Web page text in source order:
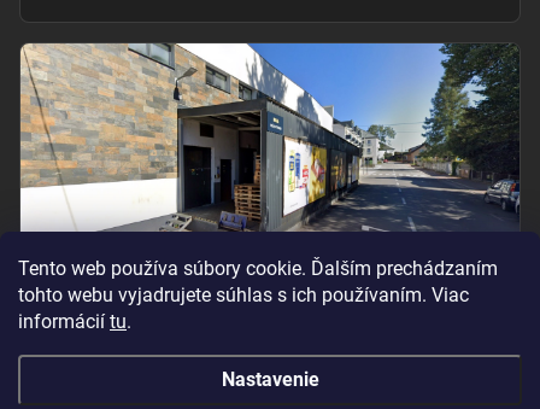
Tento web používa súbory cookie. Ďalším prechádzaním
tohto webu vyjadrujete súhlas s ich používaním. Viac
informácií tu.
Nastavenie